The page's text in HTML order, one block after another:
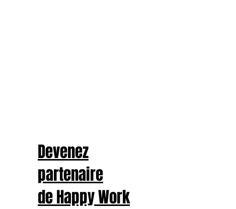
Devenez
partenaire
de Happy Work